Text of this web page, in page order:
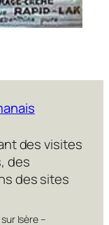
des visites
des
des sites
Isère –